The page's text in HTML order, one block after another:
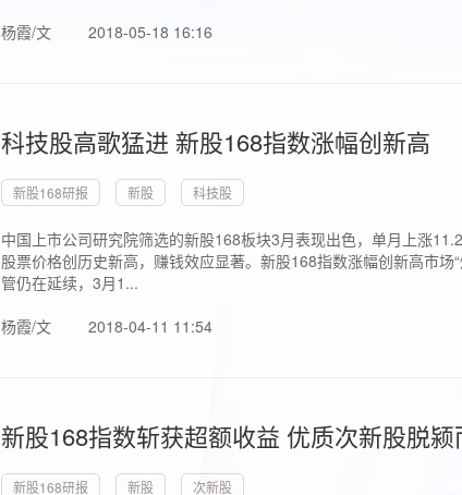
杨霞/文
2018-05-18 16:16
科技股高歌猛进 新股168指数涨幅创新高
新股168研报 新股 科技股
中国上市公司研究院筛选的新股168板块3月表现出色，单月上涨
股票价格创历史新高，赚钱效应显著。新股168指数涨幅创新高市
管仍在延续，3月1...
杨霞/文
2018-04-11 11:54
新股168指数斩获超额收益 优质次新股脱颍
新股168研报 新股 次新股